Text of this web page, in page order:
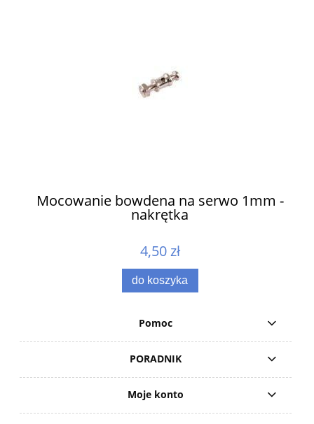
Mocowanie bowdena na serwo 1mm -
nakrętka
4,50 zł
do koszyka
Pomoc
PORADNIK
Moje konto